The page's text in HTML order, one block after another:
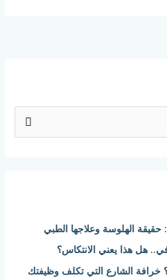
الهلوسة وعلاجها الطبي
هل هذا يعني الانتكاس؟
خرافة الشارع التي تكلف وظيفتك